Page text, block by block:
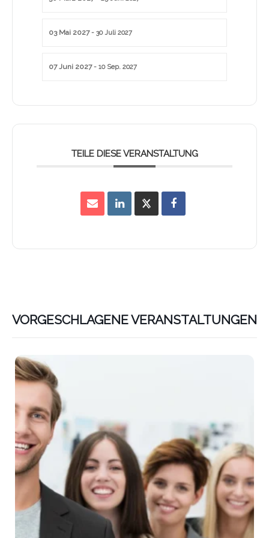
03 Mai 2027- 30 Juli 2027
07 Juni 2027- 10 Sep. 2027
TEILE DIESE VERANSTALTUNG
VORGESCHLAGENE VERANSTALTUNGEN